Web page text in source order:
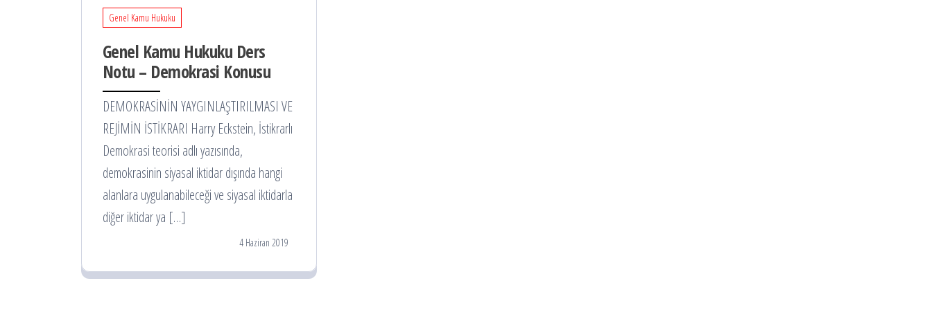
Genel Kamu Hukuku
Genel Kamu Hukuku Ders
Notu – Demokrasi Konusu
DEMOKRASİNİN YAYGINLAŞTIRILMASI VE
REJİMİN İSTİKRARI Harry Eckstein, İstikrarlı
Demokrasi teorisi adlı yazısında,
demokrasinin siyasal iktidar dışında hangi
alanlara uygulanabileceği ve siyasal iktidarla
diğer iktidar ya […]
4 Haziran 2019